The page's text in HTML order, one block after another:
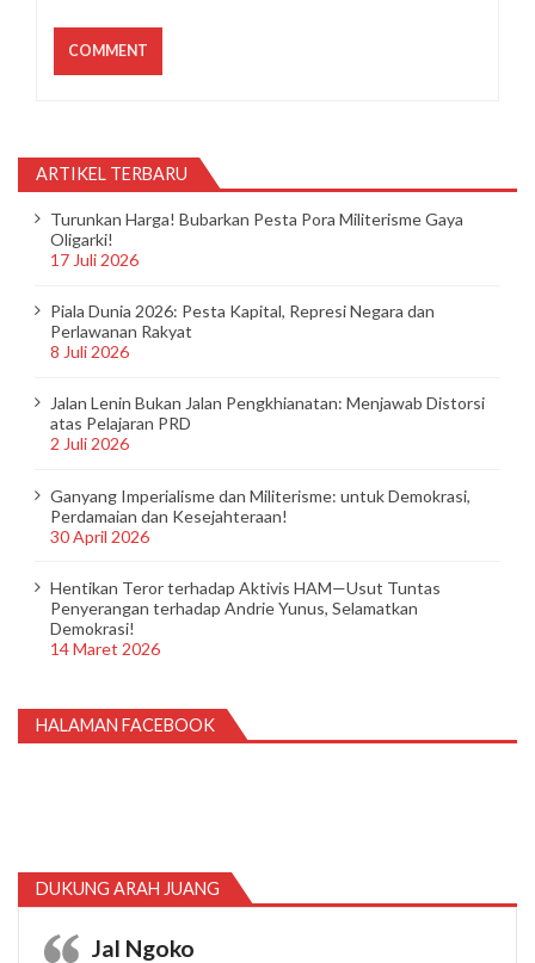
ARTIKEL TERBARU
Turunkan Harga! Bubarkan Pesta Pora Militerisme Gaya
Oligarki!
17 Juli 2026
Piala Dunia 2026: Pesta Kapital, Represi Negara dan
Perlawanan Rakyat
8 Juli 2026
Jalan Lenin Bukan Jalan Pengkhianatan: Menjawab Distorsi
atas Pelajaran PRD
2 Juli 2026
Ganyang Imperialisme dan Militerisme: untuk Demokrasi,
Perdamaian dan Kesejahteraan!
30 April 2026
Hentikan Teror terhadap Aktivis HAM—Usut Tuntas
Penyerangan terhadap Andrie Yunus, Selamatkan
Demokrasi!
14 Maret 2026
HALAMAN FACEBOOK
DUKUNG ARAH JUANG
Jal Ngoko